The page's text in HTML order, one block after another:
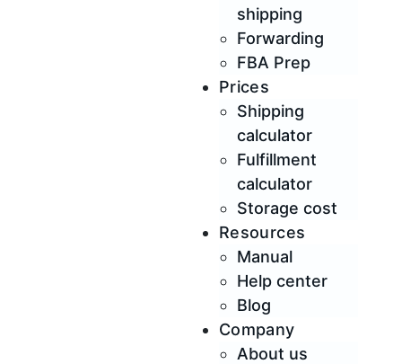
shipping
Forwarding
FBA Prep
Prices
Shipping
calculator
Fulfillment
calculator
Storage cost
Resources
Manual
Help center
Blog
Company
About us